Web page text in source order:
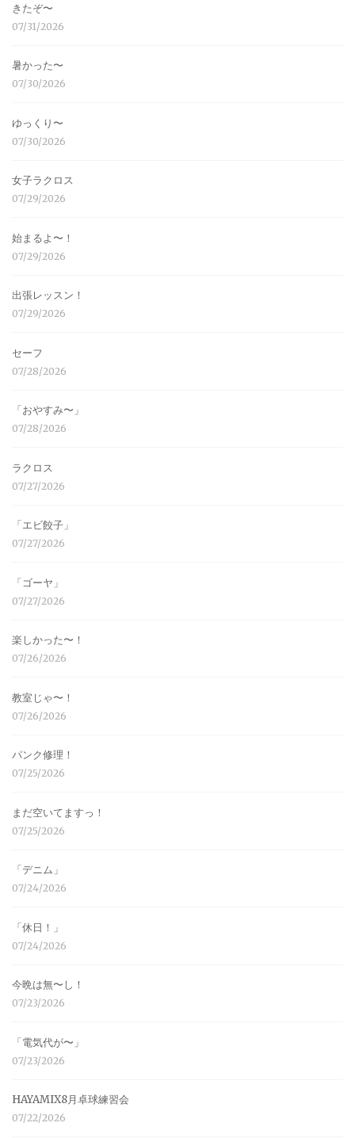
きたぞ〜
07/31/2026
暑かった〜
07/30/2026
ゆっくり〜
07/30/2026
女子ラクロス
07/29/2026
始まるよ〜！
07/29/2026
出張レッスン！
07/29/2026
セーフ
07/28/2026
「おやすみ〜」
07/28/2026
ラクロス
07/27/2026
「エビ餃子」
07/27/2026
「ゴーヤ」
07/27/2026
楽しかった〜！
07/26/2026
教室じゃ〜！
07/26/2026
パンク修理！
07/25/2026
まだ空いてますっ！
07/25/2026
「デニム」
07/24/2026
「休日！」
07/24/2026
今晩は無〜し！
07/23/2026
「電気代が〜」
07/23/2026
HAYAMIX8月卓球練習会
07/22/2026